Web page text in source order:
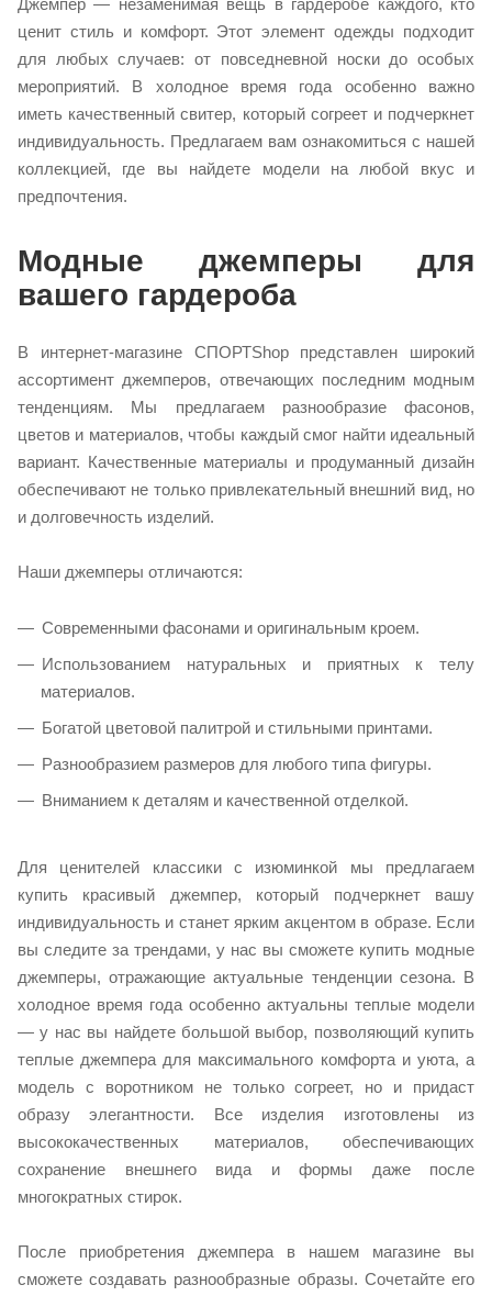
ценит стиль и комфорт. Этот элемент одежды подходит
для любых случаев: от повседневной носки до особых
мероприятий. В холодное время года особенно важно
иметь качественный свитер, который согреет и подчеркнет
индивидуальность. Предлагаем вам ознакомиться с нашей
коллекцией, где вы найдете модели на любой вкус и
предпочтения.
Модные джемперы для
вашего гардероба
В интернет-магазине СПОРТShop представлен широкий
ассортимент джемперов, отвечающих последним модным
тенденциям. Мы предлагаем разнообразие фасонов,
цветов и материалов, чтобы каждый смог найти идеальный
вариант. Качественные материалы и продуманный дизайн
обеспечивают не только привлекательный внешний вид, но
и долговечность изделий.
Наши джемперы отличаются:
Современными фасонами и оригинальным кроем.
Использованием натуральных и приятных к телу
материалов.
Богатой цветовой палитрой и стильными принтами.
Разнообразием размеров для любого типа фигуры.
Вниманием к деталям и качественной отделкой.
Для ценителей классики с изюминкой мы предлагаем
купить красивый джемпер, который подчеркнет вашу
индивидуальность и станет ярким акцентом в образе. Если
вы следите за трендами, у нас вы сможете купить модные
джемперы, отражающие актуальные тенденции сезона. В
холодное время года особенно актуальны теплые модели
— у нас вы найдете большой выбор, позволяющий купить
теплые джемпера для максимального комфорта и уюта, а
модель с воротником не только согреет, но и придаст
образу элегантности. Все изделия изготовлены из
высококачественных материалов, обеспечивающих
сохранение внешнего вида и формы даже после
многократных стирок.
После приобретения джемпера в нашем магазине вы
сможете создавать разнообразные образы. Сочетайте его